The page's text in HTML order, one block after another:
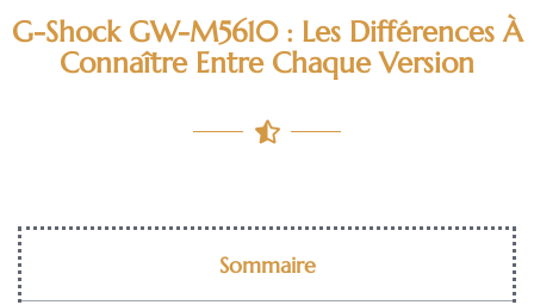
G-Shock GW-M5610 : Les Différences À
Connaître Entre Chaque Version
Sommaire